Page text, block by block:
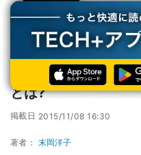
TECH+ 企業IT
セキュリティ
セキュリティベンダーが語るIoTの
セキュリティベン
とは?
掲載日 2015/11/08 16:30
著者： 末岡洋子